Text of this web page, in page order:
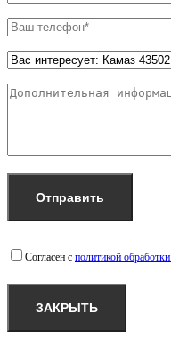
Согласен с политикой обработки
ЗАКРЫТЬ